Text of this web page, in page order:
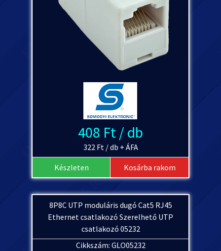
408 Ft / db
322 Ft / db + ÁFA
Készleten Kosárba rakom
8P8C UTP moduláris dugó Cat5 RJ45
Ethernet csatlakozó Szerelhető UTP
csatlakozó 05232
Cikkszám: GLO05232